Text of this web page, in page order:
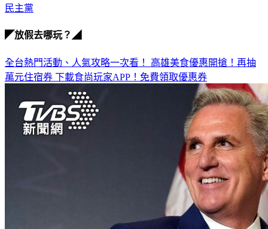
民主黨
◤放假去哪玩？◢
全台熱門活動、人氣攻略一次看！ 高雄美食優惠開搶！再抽
萬元住宿券 下載食尚玩家APP！免費領取優惠券